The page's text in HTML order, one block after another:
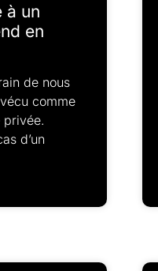
à un
en
de nous
comme
privée.
d’un